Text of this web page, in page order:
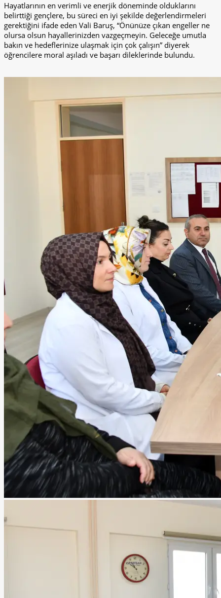
Hayatlarının en verimli ve enerjik döneminde olduklarını
belirttiği gençlere, bu süreci en iyi şekilde değerlendirmeleri
gerektiğini ifade eden Vali Baruş, “Önünüze çıkan engeller ne
olursa olsun hayallerinizden vazgeçmeyin. Geleceğe umutla
bakın ve hedeflerinize ulaşmak için çok çalışın” diyerek
öğrencilere moral aşıladı ve başarı dileklerinde bulundu.